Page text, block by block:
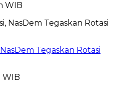
WIB
Tegaskan Rotasi
WIB